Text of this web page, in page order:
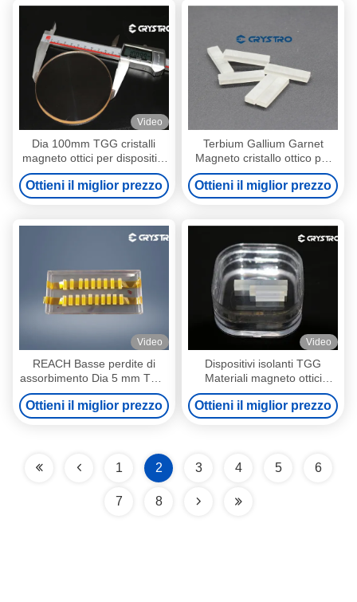
Video
Dia 100mm TGG cristalli
magneto ottici per dispositivi
isolanti
Ottieni il miglior prezzo
Terbium Gallium Garnet
Magneto cristallo ottico per
dispositivi di isolamento ottico
Ottieni il miglior prezzo
Video
REACH Basse perdite di
assorbimento Dia 5 mm TGG
Rod Alta potenza
Ottieni il miglior prezzo
Video
Dispositivi isolanti TGG
Materiali magneto ottici
personalizzati
Ottieni il miglior prezzo
1 2 3 4 5 6
7 8